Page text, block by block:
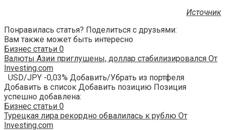
Источник
Понравилась статья? Поделиться с друзьями:
Вам также может быть интересно
Бизнес статьи 0
Валюты Азии приглушены, доллар стабилизировался От
Investing.com
USD/JPY -0,03% Добавить/Убрать из портфеля
Добавить в список Добавить позицию Позиция
успешно добавлена:
Бизнес статьи 0
Турецкая лира рекордно обвалилась к рублю От
Investing.com